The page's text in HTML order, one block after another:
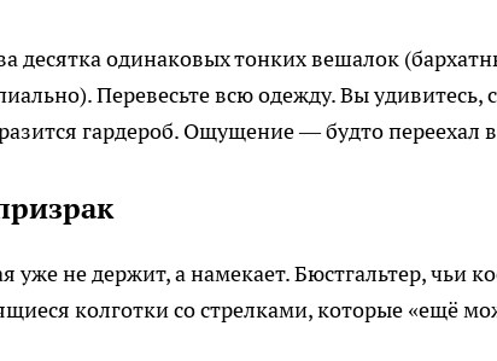
десятка одинаковых тонких вешалок
Перевесьте всю одежду. Вы удивитесь,
гардероб. Ощущение — будто переехал
уже не держит, а намекает. Бюстгальтер, чьи
колготки со стрелками, которые «ещё